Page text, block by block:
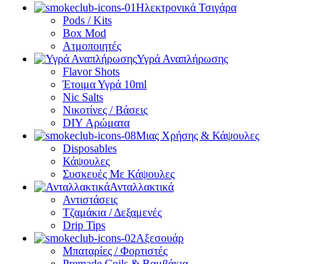
Ηλεκτρονικά Τσιγάρα
Pods / Kits
Box Mod
Ατμοποιητές
Υγρά Αναπλήρωσης
Flavor Shots
Έτοιμα Υγρά 10ml
Nic Salts
Νικοτίνες / Βάσεις
DIY Αρώματα
Μιας Χρήσης & Κάψουλες
Disposables
Κάψουλες
Συσκευές Με Κάψουλες
Ανταλλακτικά
Αντιστάσεις
Τζαμάκια / Δεξαμενές
Drip Tips
Αξεσουάρ
Μπαταρίες / Φορτιστές